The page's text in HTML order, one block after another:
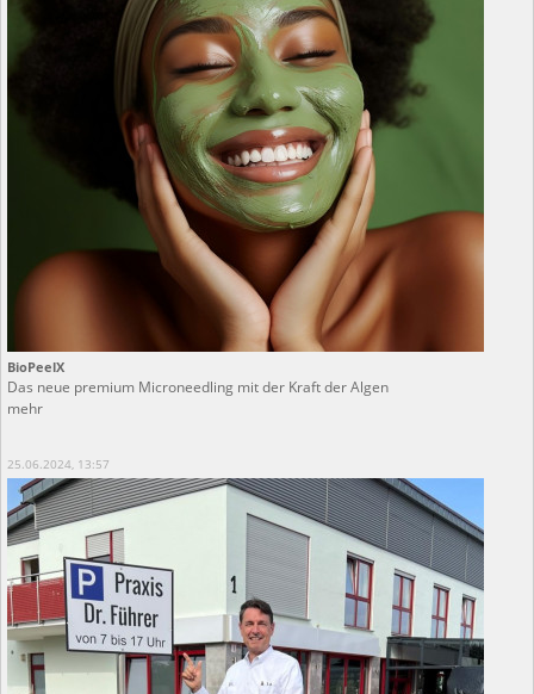
BioPeelX
Das neue premium Microneedling mit der Kraft der Algen
mehr
25.06.2024, 13:57